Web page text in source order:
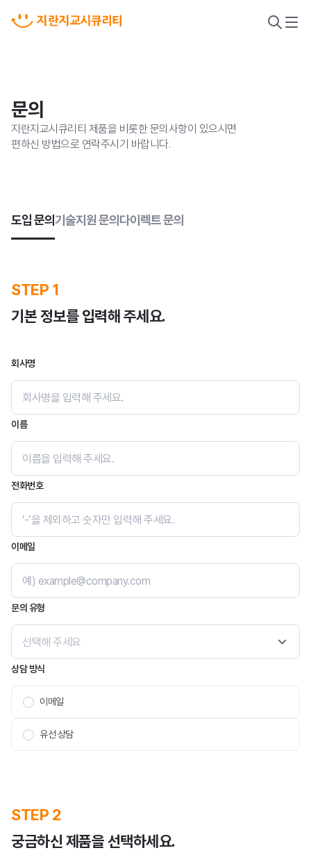
새니톡스
머드픽스
메일 보안
스팸스나이퍼
메일스크린
문서 보안
다큐원
오피스하드
모바일 보안
모바일키퍼
메일세이퍼
스팸메일 동향 분석
검메
문의
지란지교시큐리티 제품을 비롯한 문의사항이 있으시면
편하신 방법으로 연락주시기 바랍니다.
도입 문의기술지원 문의 다이렉트 문의
STEP 1
기본 정보를 입력해 주세요.
회사명
이름
전화번호
이메일
문의 유형
선택해 주세요
상담 방식
이메일
유선 상담
STEP 2
궁금하신 제품을 선택하세요.